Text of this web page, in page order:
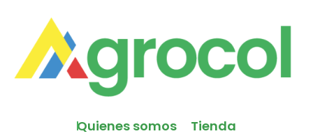
Quienes somos Tienda